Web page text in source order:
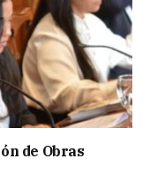
de Obras